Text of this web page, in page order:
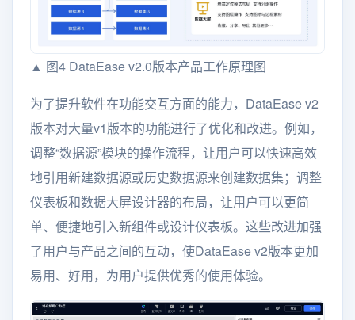
▲ 图4 DataEase v2.0版本产品工作原理图
为了提升软件在功能交互方面的能力，DataEase v2
版本对大量v1版本的功能进行了优化和改进。例如，
调整“数据源”模块的操作流程，让用户可以快速高效
地引用新建数据源或历史数据源来创建数据集；调整
仪表板和数据大屏设计器的布局，让用户可以更简
单、便捷地引入新组件或设计仪表板。这些改进加强
了用户与产品之间的互动，使DataEase v2版本更加
易用、好用，为用户提供优秀的使用体验。